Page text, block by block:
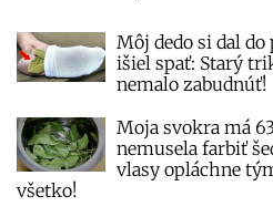
Môj dedo si dal
išiel spať: Starý
nemalo zabudnúť!
Moja svokra má
nemusela farbiť
vlasy opláchne
všetko!